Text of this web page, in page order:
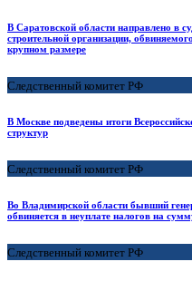
В Саратовской области направлено в
строительной организации,
крупном размере
Следственный комитет РФ
В Москве подведены итоги
структур
Следственный комитет РФ
Во Владимирской области бывший
обвиняется в неуплате налогов на
Следственный комитет РФ